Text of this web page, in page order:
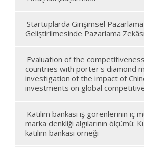
Startuplarda Girişimsel
Geliştirilmesinde Pazarlama
Evaluation of the
countries with porter's diamond
investigation of the impact of
investments on global
Katılım bankası iş görenlerinin iç
marka denkliği algılarının ölçümü:
katılım bankası örneği